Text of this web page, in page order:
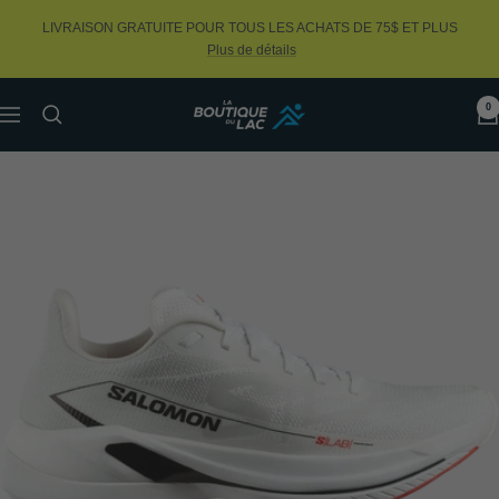
LIVRAISON GRATUITE POUR TOUS LES ACHATS DE 75$ ET PLUS
Plus de détails
Navigation
La
0